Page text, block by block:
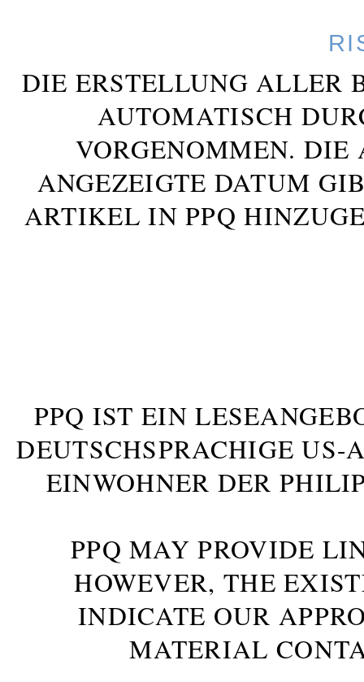
DIE ERSTELLUNG ALLER
AUTOMATISCH
VORGENOMMEN. DIE
ANGEZEIGTE DATUM
ARTIKEL IN PPQ
PPQ IST EIN
DEUTSCHSPRACHIGE US-
INWOHNER DER
PPQ MAY PROVIDE
HOWEVER, THE
INDICATE OUR
MATERIAL